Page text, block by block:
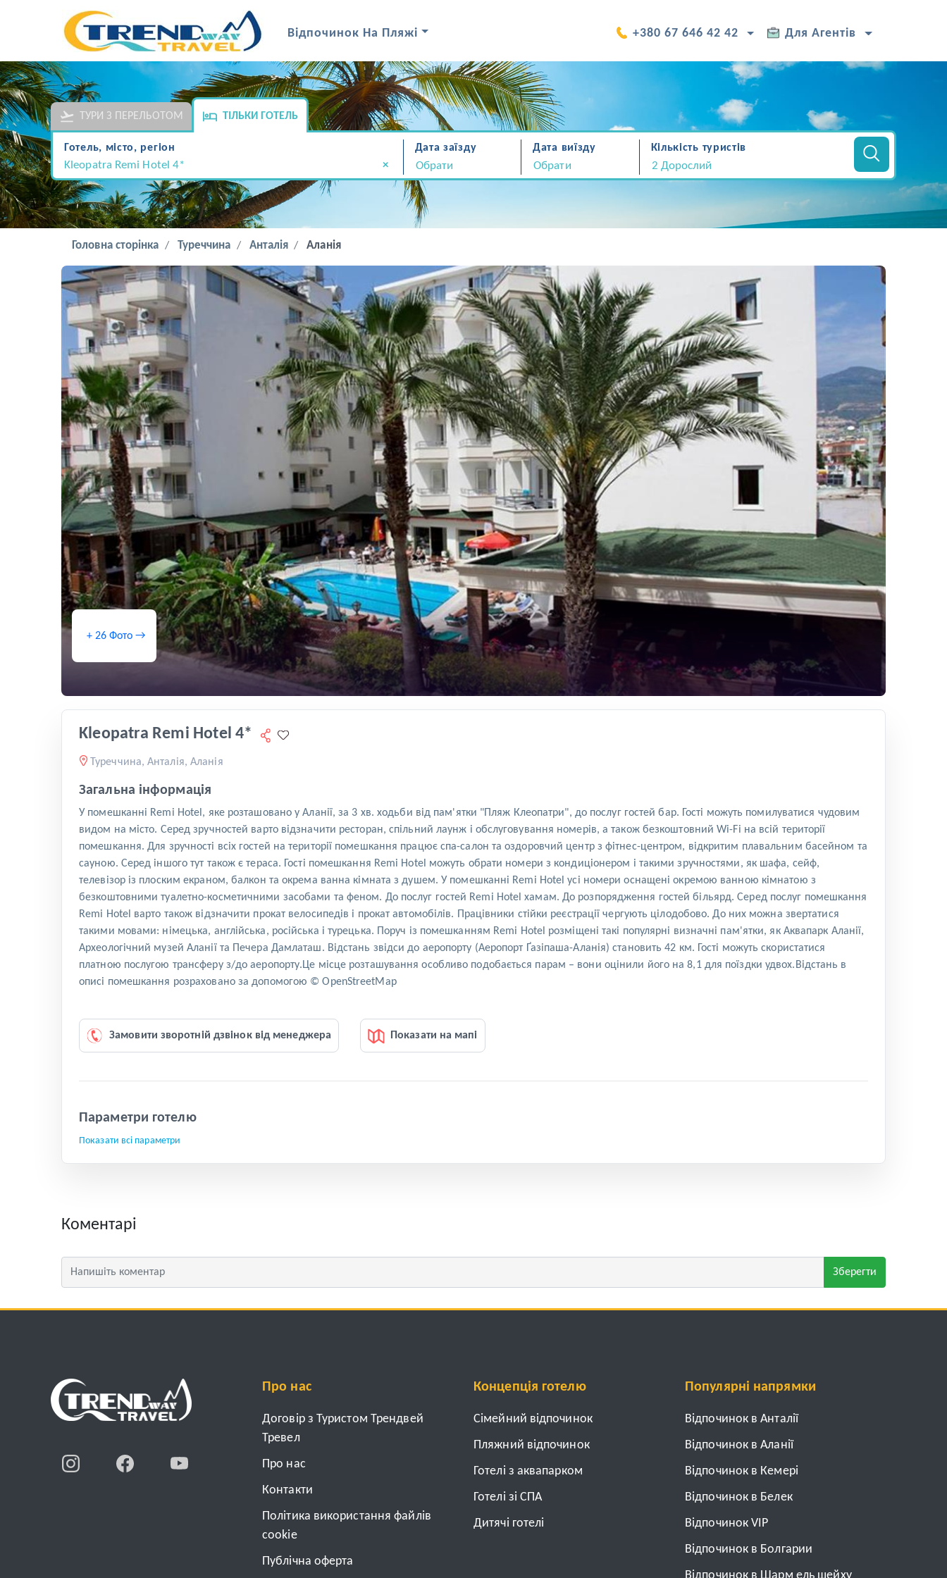
Відпочинок На Пляжі +380 67 646 42 42 Для Агентів
ТУРИ З ПЕРЕЛЬОТОМ ТІЛЬКИ ГОТЕЛЬ
Готель, місто, регіон
×
Kleopatra Remi Hotel 4*
Дата заїзду Дата виїзду Кількість туристів
Головна сторінка Туреччина Анталія Аланія
+ 26 Фото →
Kleopatra Remi Hotel 4*
Туреччина, Анталія, Аланія
Загальна інформація
У помешканні Remi Hotel, яке розташовано у Аланії, за 3 хв. ходьби від пам'ятки "Пляж Клеопатри", до послуг гостей бар. Гості можуть помилуватися чудовим
видом на місто. Серед зручностей варто відзначити ресторан, спільний лаунж і обслуговування номерів, а також безкоштовний Wi-Fi на всій території
помешкання. Для зручності всіх гостей на території помешкання працює спа-салон та оздоровчий центр з фітнес-центром, відкритим плавальним басейном та
сауною. Серед іншого тут також є тераса. Гості помешкання Remi Hotel можуть обрати номери з кондиціонером і такими зручностями, як шафа, сейф,
телевізор із плоским екраном, балкон та окрема ванна кімната з душем. У помешканні Remi Hotel усі номери оснащені окремою ванною кімнатою з
безкоштовними туалетно-косметичними засобами та феном. До послуг гостей Remi Hotel хамам. До розпорядження гостей більярд. Серед послуг помешкання
Remi Hotel варто також відзначити прокат велосипедів і прокат автомобілів. Працівники стійки реєстрації чергують цілодобово. До них можна звертатися
такими мовами: німецька, англійська, російська і турецька. Поруч із помешканням Remi Hotel розміщені такі популярні визначні пам'ятки, як Аквапарк Аланії,
Археологічний музей Аланії та Печера Дамлаташ. Відстань звідси до аеропорту (Аеропорт Ґазіпаша-Аланія) становить 42 км. Гості можуть скористатися
платною послугою трансферу з/до аеропорту.Це місце розташування особливо подобається парам – вони оцінили його на 8,1 для поїздки удвох.Відстань в
описі помешкання розраховано за допомогою © OpenStreetMap
Замовити зворотній дзвінок від менеджера Показати на мапі
Параметри готелю
Показати всі параметри
Коментарі
Зберегти
Про нас
Договір з Туристом Трендвей
Тревел
Про нас
Контакти
Політика використання файлів
cookie
Публічна оферта
Концепція готелю
Cімейний відпочинок
Пляжний відпочинок
Готелі з аквапарком
Готелі зі СПА
Дитячі готелі
Популярні напрямки
Відпочинок в Анталії
Відпочинок в Аланії
Відпочинок в Кемері
Відпочинок в Белек
Відпочинок VIP
Відпочинок в Болгарии